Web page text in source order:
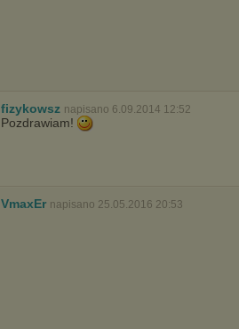
fizykowsz napisano 6.09.2014 12:52
Pozdrawiam!
VmaxEr napisano 25.05.2016 20:53